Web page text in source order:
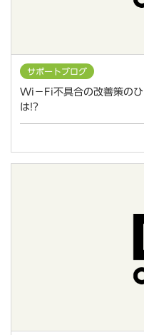
サポートブログ
Wi－Fi不具合の改善策の
は!?